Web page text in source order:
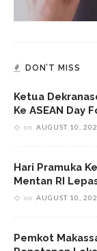
DON’T MISS
Ketua
Ke ASEAN Day
on AUGUST 10,
Hari Pramuka
Mentan RI
on AUGUST 10,
Pemkot